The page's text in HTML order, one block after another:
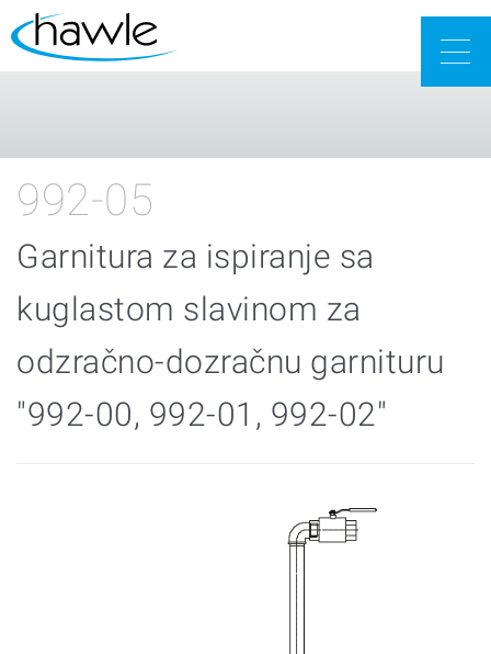
992-05
Garnitura za ispiranje sa
kuglastom slavinom za
odzračno-dozračnu garnituru
"992-00, 992-01, 992-02"